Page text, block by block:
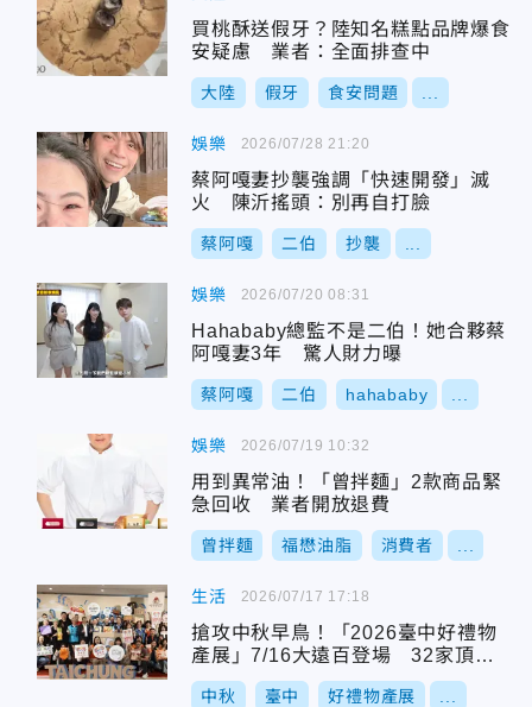
買桃酥送假牙？陸知名糕點品牌爆食
安疑慮 業者：全面排查中
大陸 假牙 食安問題
娛樂
蔡阿嘎妻抄襲強調「快速開發」滅
火 陳沂搖頭：別再自打臉
蔡阿嘎 二伯 抄襲
2026/07/28 21:20
娛樂
Hahababy總監不是二伯！她合夥蔡
阿嘎妻3年 驚人財力曝
蔡阿嘎 二伯 hahababy
2026/07/20 08:31
娛樂
用到異常油！「曾拌麵」2款商品緊
急回收 業者開放退費
曾拌麵 福懋油脂 消費者
2026/07/19 10:32
生活
搶攻中秋早鳥！「2026臺中好禮物
產展」7/16大遠百登場 32家頂尖
品牌強強聯手
中秋 臺中 好禮物產展
2026/07/17 17:18